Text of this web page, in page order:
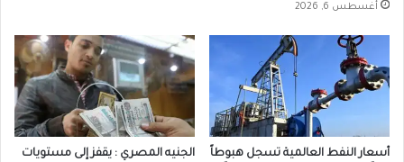
أغسطس 6, 2026
أسعار النفط العالمية تسجل هبوطاً
الجنيه المصري : يقفز إلى مستويات